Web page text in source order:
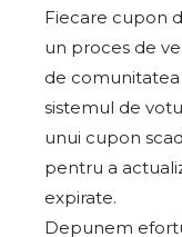
Fiecare cupon
un proces de
de
sistemul de
unui cupon
pentru a
expirate.
Depunem